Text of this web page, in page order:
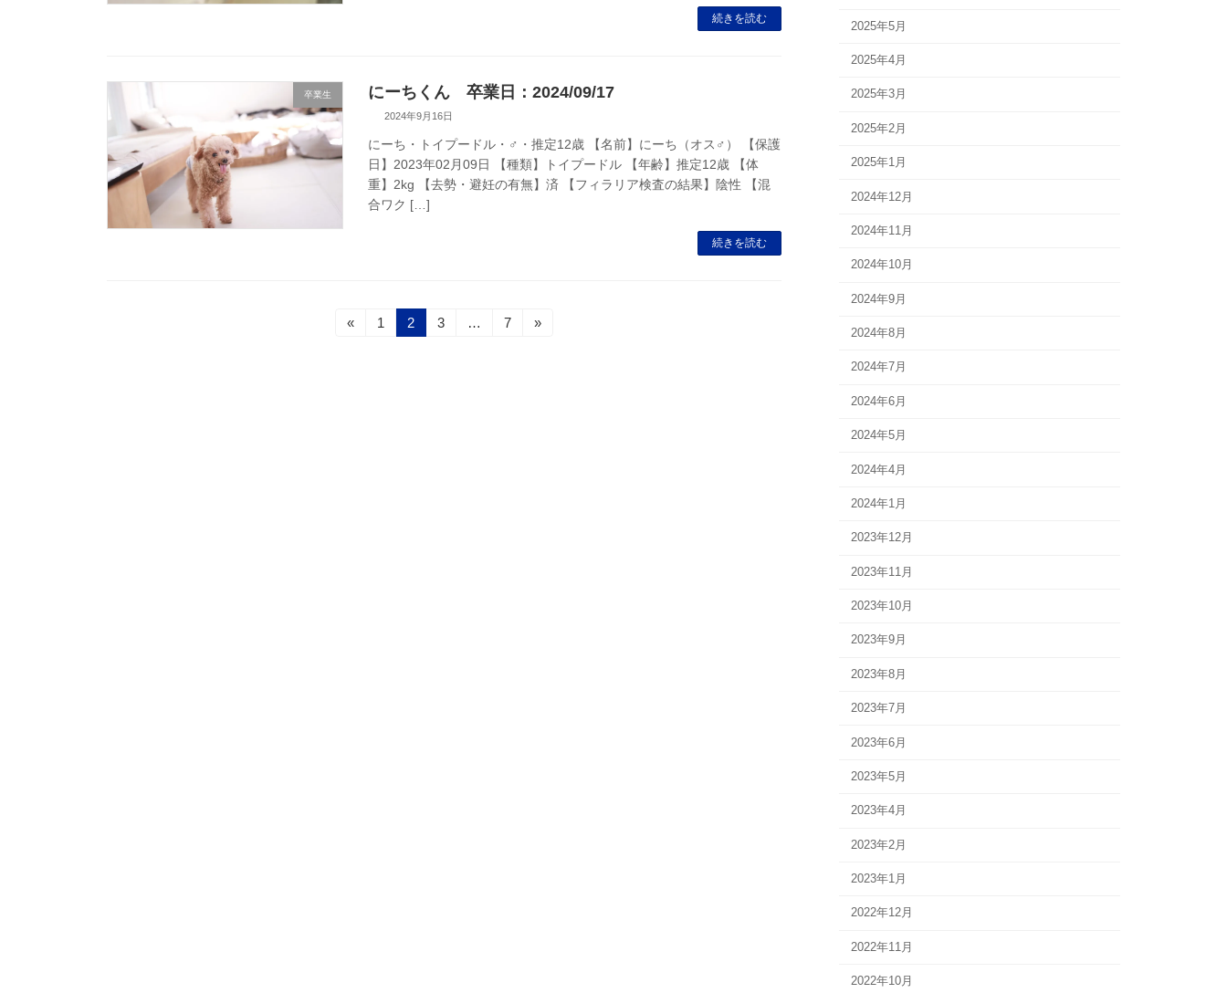
続きを読む
卒業生 にーちくん 卒業日：2024/09/17
2024年9月16日
にーち・トイプードル・♂・推定12歳 【名前】にーち（オス♂） 【保護
日】2023年02月09日 【種類】トイプードル 【年齢】推定12歳 【体
重】2kg 【去勢・避妊の有無】済 【フィラリア検査の結果】陰性 【混
合ワク […]
続きを読む
«
固
1
固
定
2
固
3 …
固
7 »
2025年5月
2025年4月
2025年3月
2025年2月
2025年1月
2024年12月
2024年11月
2024年10月
2024年9月
2024年8月
2024年7月
2024年6月
2024年5月
2024年4月
2024年1月
2023年12月
2023年11月
2023年10月
2023年9月
2023年8月
2023年7月
2023年6月
2023年5月
2023年4月
2023年2月
2023年1月
2022年12月
2022年11月
2022年10月